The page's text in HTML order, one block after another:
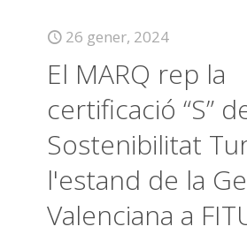
26 gener, 2024
El MARQ rep la
certificació “S”
Sostenibilitat
l'estand de la
Valenciana a